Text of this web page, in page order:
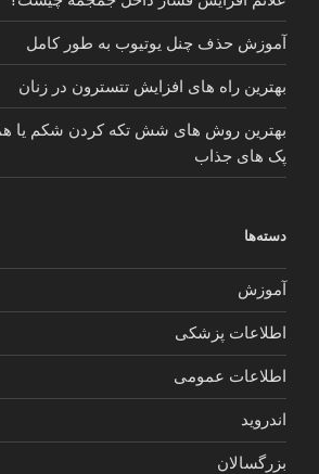
آموزش حذف چنل یوتیوب به طور کامل
بهترین راه های افزایش تتسترون در زنان
بهترین روش های شش تکه کردن شکم یا
پک های جذاب
دسته‌ها
آموزش
اطلاعات پزشکی
اطلاعات عمومی
اندروید
بزرگسالان